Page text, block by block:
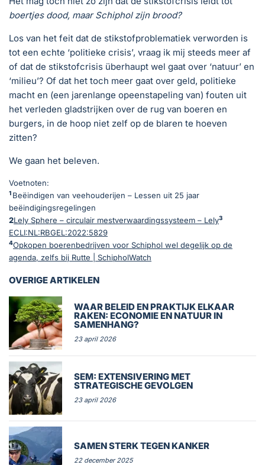
boertjes dood, maar Schiphol zijn brood?
Los van het feit dat de stikstofproblematiek verworden is
tot een echte ‘politieke crisis’, vraag ik mij steeds meer af
of dat de stikstofcrisis überhaupt wel gaat over ‘natuur’ en
‘milieu’? Of dat het toch meer gaat over geld, politieke
macht en (een jarenlange opeenstapeling van) fouten uit
het verleden gladstrijken over de rug van boeren en
burgers, in de hoop niet zelf op de blaren te hoeven
zitten?
We gaan het beleven.
Voetnoten:
1 Beëindigen van veehouderijen – Lessen uit 25 jaar
beëindigingsregelingen
2Lely Sphere – circulair mestverwaardingssysteem – Lely3
ECLI:NL:RBGEL:2022:5829
4Opkopen boerenbedrijven voor Schiphol wel degelijk op de
agenda, zelfs bij Rutte | SchipholWatch
OVERIGE ARTIKELEN
WAAR BELEID EN PRAKTIJK ELKAAR
RAKEN: ECONOMIE EN NATUUR IN
SAMENHANG?
23 april 2026
SEM: EXTENSIVERING MET
STRATEGISCHE GEVOLGEN
23 april 2026
SAMEN STERK TEGEN KANKER
22 december 2025